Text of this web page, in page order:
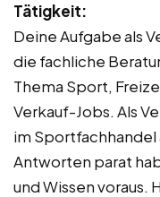
Tätigkeit:
Deine Aufgabe als
die fachliche
Thema Sport,
Verkauf-Jobs. Als
im Sportfachhandel
Antworten parat
und Wissen voraus.